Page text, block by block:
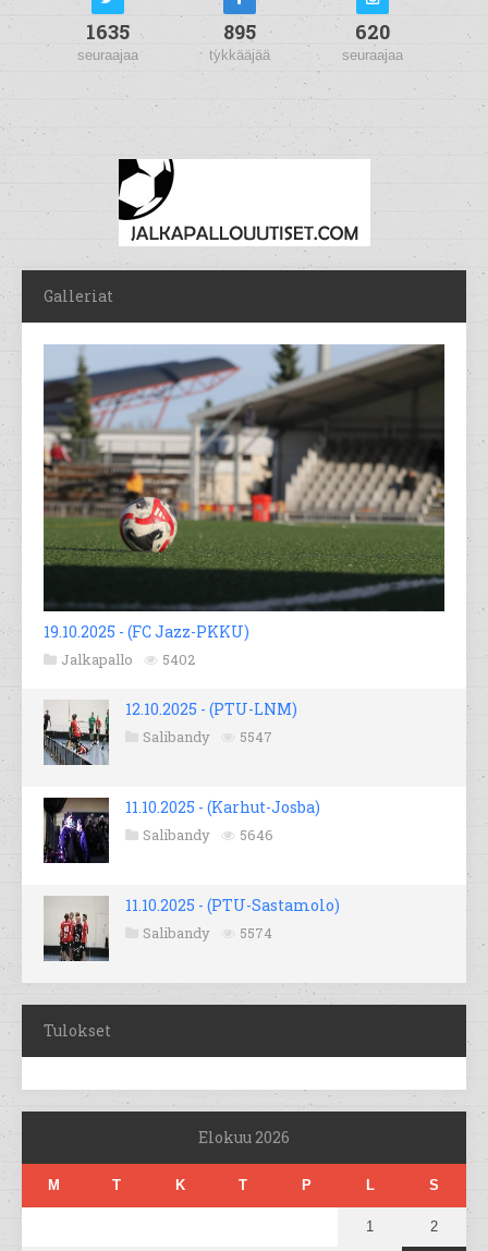
1635
seuraajaa
895
tykkääjää
620
seuraajaa
Galleriat
19.10.2025 - (FC Jazz-PKKU)
Jalkapallo 5402
12.10.2025 - (PTU-LNM)
Salibandy 5547
11.10.2025 - (Karhut-Josba)
Salibandy 5646
11.10.2025 - (PTU-Sastamolo)
Salibandy 5574
Tulokset
Elokuu 2026
M T K T P L S
1 2